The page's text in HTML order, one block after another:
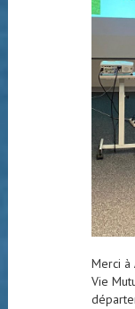
Merci à
Vie